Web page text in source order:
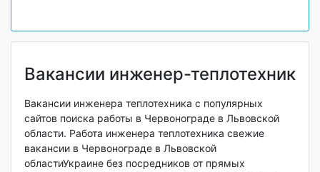
Вакансии инженер-теплотехник
Вакансии инженера теплотехника с популярных
сайтов поиска работы в Червонограде в Львовской
области. Работа инженера теплотехника свежие
вакансии в Червонограде в Львовской
областиУкраине без посредников от прямых